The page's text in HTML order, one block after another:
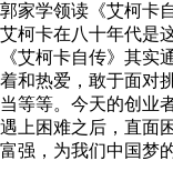
郭家学领读《艾柯卡
艾柯卡在八十年代是
《艾柯卡自传》其实
着和热爱，敢于面对
当等等。今天的创业
遇上困难之后，直面
富强，为我们中国梦